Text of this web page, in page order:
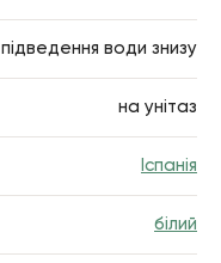
підведення води знизу
на унітаз
Іспанія
білий